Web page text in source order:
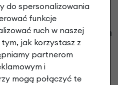
pytania o ten
do tego produktu? A Ty o
zapytać?
do spersonalizowania
funkcje
ruch w naszej
jak korzystasz z
partnerom
i
mogą połączyć te